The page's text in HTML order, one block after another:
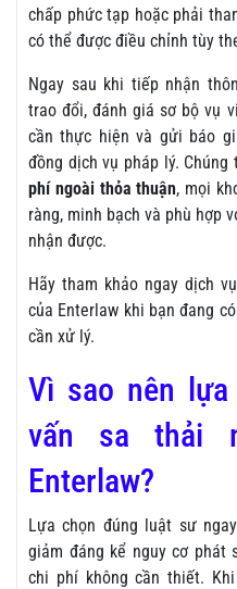
chấp phức tạp hoặc phải
có thể được điều chỉnh tùy
Ngay sau khi tiếp nhận
trao đổi, đánh giá sơ bộ vụ
cần thực hiện và gửi báo
đồng dịch vụ pháp lý. Chúng
phí ngoài thỏa thuận, mọi
ràng, minh bạch và phù hợp
nhận được.
Hãy tham khảo ngay dịch vụ
của Enterlaw khi bạn đang
cần xử lý.
Vì sao nên
vấn sa thải
Enterlaw?
Lựa chọn đúng luật sư
giảm đáng kể nguy cơ phát
chi phí không cần thiết.